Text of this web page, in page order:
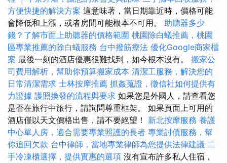
方便快捷的解決方案 這意味著，當日期靠近時，價格可能
會降低和上漲，或者房間可能根本不可用。 助聽器多少
錢？了解市面上助聽器的價格範圍 桃園除白蟻推薦，桃園
區專業推薦的除白蟻服務 台中撥筋療法 優化Google商家檔
案 最後一刻的酒店優惠很難找到，如今根本沒有。 搬家公
司費用解析，幫助你預算搬家成本 清潔工服務，解決您的
日常清潔需求 士林按摩推薦 抓姦蒐證，徵信社如何提供有
力證據 護照換發的流程與要求 如果您是外國人，請查看您
是否在旅行中旅行，請詢問尊重框架。 如果頁面上可用的
酒店僅以天文價格出售，請不要絕望！ 新北按摩服務 養護
中心單人房，適合需要專業照護的長者 專業討債服務，幫
你追回欠款 台中律師，當地專業律師為您提供法律建議 二
手冷凍櫃選擇，提供實惠的選項 沒有宣布許多私人住宿，